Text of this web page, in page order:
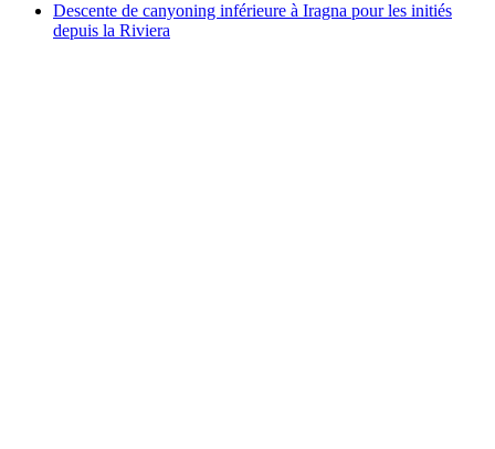
Descente de canyoning inférieure à Iragna pour les initiés
depuis la Riviera